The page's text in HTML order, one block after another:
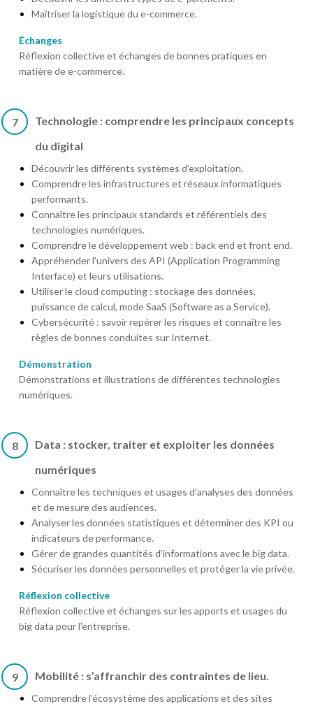
Maîtriser la logistique du e-commerce.
Échanges
Réflexion collective et échanges de bonnes pratiques en
matière de e-commerce.
7
Technologie : comprendre les principaux concepts
du digital
Découvrir les différents systèmes d’exploitation.
Comprendre les infrastructures et réseaux informatiques
performants.
Connaître les principaux standards et référentiels des
technologies numériques.
Comprendre le développement web : back end et front end.
Appréhender l’univers des API (Application Programming
Interface) et leurs utilisations.
Utiliser le cloud computing : stockage des données,
puissance de calcul, mode SaaS (Software as a Service).
Cybersécurité : savoir repérer les risques et connaître les
règles de bonnes conduites sur Internet.
Démonstration
Démonstrations et illustrations de différentes technologies
numériques.
8
Data : stocker, traiter et exploiter les données
numériques
Connaître les techniques et usages d’analyses des données
et de mesure des audiences.
Analyser les données statistiques et déterminer des KPI ou
indicateurs de performance.
Gérer de grandes quantités d’informations avec le big data.
Sécuriser les données personnelles et protéger la vie privée.
Réflexion collective
Réflexion collective et échanges sur les apports et usages du
big data pour l'entreprise.
9 Mobilité : s’affranchir des contraintes de lieu.
Comprendre l’écosystème des applications et des sites